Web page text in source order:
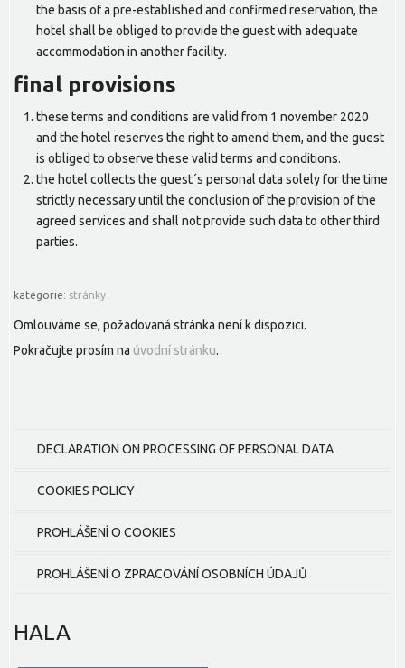
the basis of a pre-established and confirmed reservation, the
hotel shall be obliged to provide the guest with adequate
accommodation in another facility.
final provisions
these terms and conditions are valid from 1 november 2020
and the hotel reserves the right to amend them, and the guest
is obliged to observe these valid terms and conditions.
the hotel collects the guest´s personal data solely for the time
strictly necessary until the conclusion of the provision of the
agreed services and shall not provide such data to other third
parties.
kategorie: stránky
Omlouváme se, požadovaná stránka není k dispozici.
Pokračujte prosím na úvodní stránku.
DECLARATION ON PROCESSING OF PERSONAL DATA
COOKIES POLICY
PROHLÁŠENÍ O COOKIES
PROHLÁŠENÍ O ZPRACOVÁNÍ OSOBNÍCH ÚDAJŮ
HALA